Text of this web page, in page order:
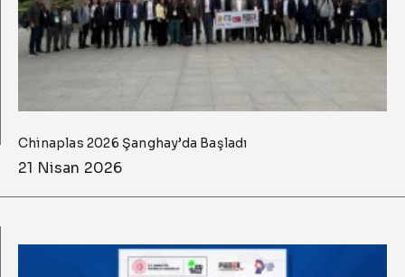
Chinaplas 2026 Şanghay’da Başladı
21 Nisan 2026